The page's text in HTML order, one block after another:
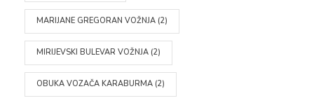
MARIJANE GREGORAN VOŽNJA (2)
MIRIJEVSKI BULEVAR VOŽNJA (2)
OBUKA VOZAČA KARABURMA (2)